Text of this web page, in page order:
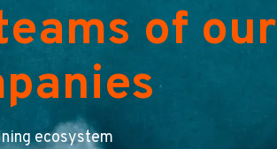
of our
ecosystem